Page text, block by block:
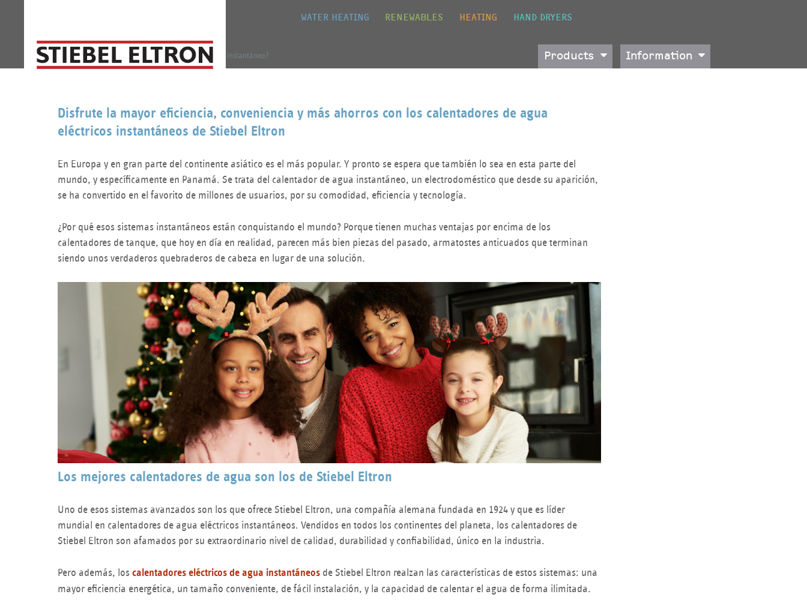
WATER HEATING RENEWABLES HEATING HAND DRYERS
Products Information
Y
Home ¿Cómo trabaja un calentador de agua eléctrico instantáneo?
Disfrute la mayor eficiencia, conveniencia y más ahorros con los calentadores de agua
eléctricos instantáneos de Stiebel Eltron
En Europa y en gran parte del continente asiático es el más popular. Y pronto se espera que también lo sea en esta parte del
mundo, y específicamente en Panamá. Se trata del calentador de agua instantáneo, un electrodoméstico que desde su aparición,
se ha convertido en el favorito de millones de usuarios, por su comodidad, eficiencia y tecnología.
¿Por qué esos sistemas instantáneos están conquistando el mundo? Porque tienen muchas ventajas por encima de los
calentadores de tanque, que hoy en día en realidad, parecen más bien piezas del pasado, armatostes anticuados que terminan
siendo unos verdaderos quebraderos de cabeza en lugar de una solución.
Los mejores calentadores de agua son los de Stiebel Eltron
Uno de esos sistemas avanzados son los que ofrece Stiebel Eltron, una compañía alemana fundada en 1924 y que es líder
mundial en calentadores de agua eléctricos instantáneos. Vendidos en todos los continentes del planeta, los calentadores de
Stiebel Eltron son afamados por su extraordinario nivel de calidad, durabilidad y confiabilidad, único en la industria.
Pero además, los calentadores eléctricos de agua instantáneosde Stiebel Eltron realzan las características de estos sistemas: una
mayor eficiencia energética, un tamaño conveniente, de fácil instalación, y la capacidad de calentar el agua de forma ilimitada.